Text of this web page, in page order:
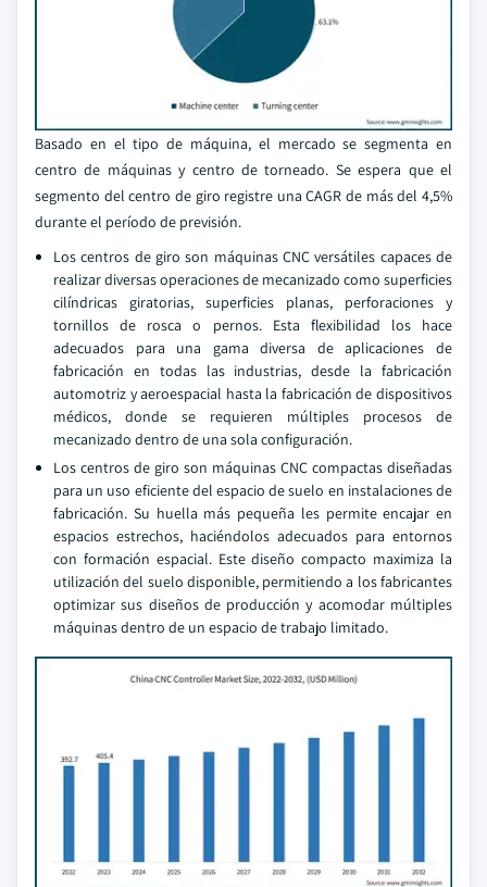
Basado en el tipo de máquina, el mercado se segmenta en
centro de máquinas y centro de torneado. Se espera que el
segmento del centro de giro registre una CAGR de más del 4,5%
durante el período de previsión.
Los centros de giro son máquinas CNC versátiles capaces de
realizar diversas operaciones de mecanizado como superficies
cilíndricas giratorias, superficies planas, perforaciones y
tornillos de rosca o pernos. Esta flexibilidad los hace
adecuados para una gama diversa de aplicaciones de
fabricación en todas las industrias, desde la fabricación
automotriz y aeroespacial hasta la fabricación de dispositivos
médicos, donde se requieren múltiples procesos de
mecanizado dentro de una sola configuración.
Los centros de giro son máquinas CNC compactas diseñadas
para un uso eficiente del espacio de suelo en instalaciones de
fabricación. Su huella más pequeña les permite encajar en
espacios estrechos, haciéndolos adecuados para entornos
con formación espacial. Este diseño compacto maximiza la
utilización del suelo disponible, permitiendo a los fabricantes
optimizar sus diseños de producción y acomodar múltiples
máquinas dentro de un espacio de trabajo limitado.